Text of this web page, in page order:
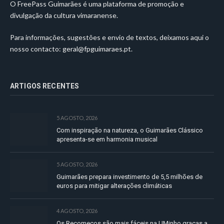
O FreePass Guimarães é uma plataforma de promoção e
divulgação da cultura vimaranense.
Para informações, sugestões e envio de textos, deixamos aqui o
nosso contacto: geral@fpguimaraes.pt.
ARTIGOS RECENTES
5 AGOSTO, 2026
Com inspiração na natureza, o Guimarães Clássico
apresenta-se em harmonia musical
5 AGOSTO, 2026
Guimarães prepara investimento de 5,5 milhões de
euros para mitigar alterações climáticas
4 AGOSTO, 2026